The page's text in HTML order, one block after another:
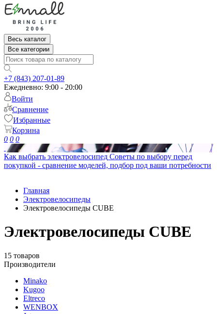
Весь каталог
Все категории
+7 (843) 207-01-89
Ежедневно: 9:00 - 20:00
Войти
Сравнение
Избранные
Корзина
0 0 0
Как выбрать электровелосипед Советы по выбору перед
покупкой - сравнение моделей, подбор под ваши потребности
Главная
Электровелосипеды
Электровелосипеды CUBE
Электровелосипеды CUBE
15 товаров
Производители
Minako
Kugoo
Eltreco
WENBOX